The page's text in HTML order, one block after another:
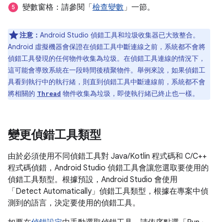
變數窗格：請參閱「檢查變數 」一節。
注意： Android Studio 偵錯工具和垃圾收集器已大致整合。
Android 虛擬機器會保證在偵錯工具中斷連線之前，系統都不會將
偵錯工具發現的任何物件收集為垃圾。在偵錯工具連線的情況下，
這可能會導致系統在一段時間後積聚物件。舉例來說，如果偵錯工
具看到執行中的執行緒，則直到偵錯工具中斷連線前，系統都不會
將相關的 Thread 物件收集為垃圾，即使執行緒已終止也一樣。
變更偵錯工具類型
由於必須使用不同偵錯工具對 Java/Kotlin 程式碼和 C/C++
程式碼偵錯，Android Studio 偵錯工具會讓您選取要使用的
偵錯工具類型。根據預設，Android Studio 會使用
「Detect Automatically」 偵錯工具類型，根據在專案中偵
測到的語言，決定要使用的偵錯工具。